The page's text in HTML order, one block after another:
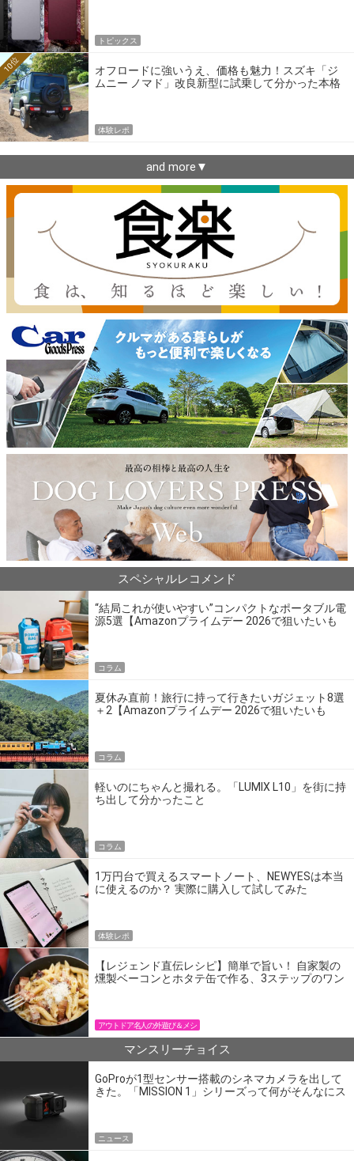
トピックス
オフロードに強いうえ、価格も魅力！スズキ「ジ
ムニー ノマド」改良新型に試乗して分かった本格
10位
体験レポ
and more▼
スペシャルレコメンド
“結局これが使いやすい”コンパクトなポータブル電
源5選【Amazonプライムデー 2026で狙いたいも
コラム
夏休み直前！旅行に持って行きたいガジェット8選
＋2【Amazonプライムデー 2026で狙いたいも
コラム
軽いのにちゃんと撮れる。「LUMIX L10」を街に持
ち出して分かったこと
コラム
1万円台で買えるスマートノート、NEWYESは本当
に使えるのか？ 実際に購入して試してみた
体験レポ
【レジェンド直伝レシピ】簡単で旨い！ 自家製の
燻製ベーコンとホタテ缶で作る、3ステップのワン
アウトドア名人の外遊び＆メシ
マンスリーチョイス
GoProが1型センサー搭載のシネマカメラを出して
きた。「MISSION 1」シリーズって何がそんなにス
ニュース